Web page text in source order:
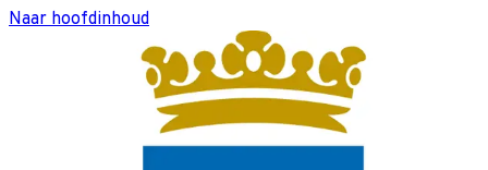
Naar hoofdinhoud